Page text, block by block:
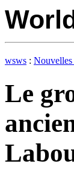
wsws : Nouvelles
Le